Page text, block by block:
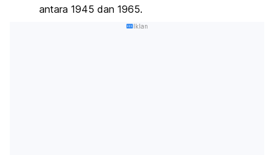
antara 1945 dan 1965.
Iklan